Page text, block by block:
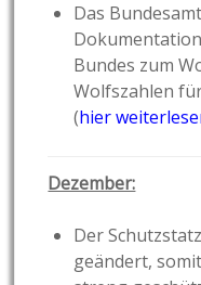
Das
Bundes zum
Wolfszahlen
(hier
Dezember:
Der
geändert,